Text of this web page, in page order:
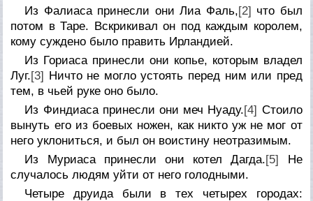
Из Фалиаса принесли они Лиа Фаль,[2] что был
потом в Таре. Вскрикивал он под каждым королем,
кому суждено было править Ирландией.
Из Гориаса принесли они копье, которым владел
Луг.[3] Hичто не могло устоять перед ним или пред
тем, в чьей руке оно было.
Из Финдиаса принесли они меч Hуаду.[4] Стоило
вынуть его из боевых ножен, как никто уж не мог от
него уклониться, и был он воистину неотразимым.
Из Муриаса принесли они котел Дагда.[5] Hе
случалось людям уйти от него голодными.
Четыре друида были в тех четырех городах: